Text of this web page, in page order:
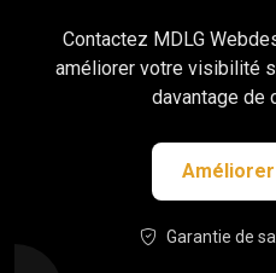
Contactez MDLG
améliorer votre visibilité
davantage de
Garantie de